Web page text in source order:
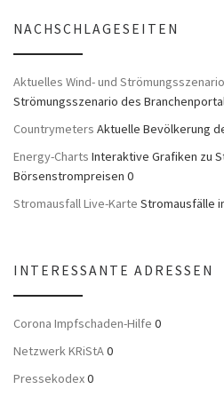
NACHSCHLAGESEITEN
Aktuelles Wind- und
Strömungsszenario des
Countrymeters Aktuelle Bevölkerung
Energy-Charts Interaktive Grafiken zu
Börsenstrompreisen 0
Stromausfall Live-Karte Stromausfälle
INTERESSANTE ADRESSEN
Corona Impfschaden-Hilfe 0
Netzwerk KRiStA0
Pressekodex0